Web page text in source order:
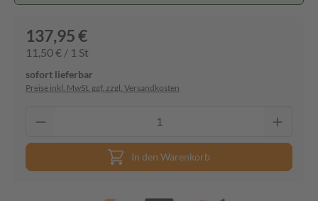
137,95 €
11,50 € / 1 St
sofort lieferbar
Preise inkl. MwSt. ggf. zzgl. Versandkosten
In den Warenkorb